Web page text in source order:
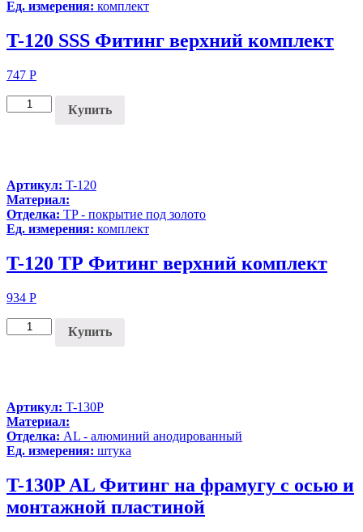
Ед. измерения: комплект
T-120 SSS Фитинг верхний комплект
747 Р
Купить
Артикул: T-120
Материал:
Отделка: TP - покрытие под золото
Ед. измерения: комплект
T-120 ТР Фитинг верхний комплект
934 Р
Купить
Артикул: T-130P
Материал:
Отделка: AL - алюминий анодированный
Ед. измерения: штука
T-130P AL Фитинг на фрамугу с осью и
монтажной пластиной